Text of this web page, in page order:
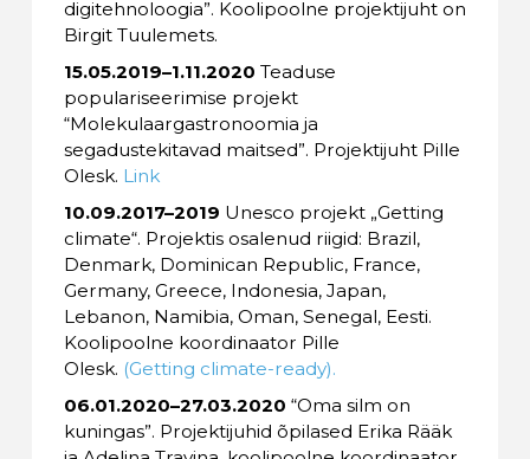
digitehnoloogia”. Koolipoolne projektijuht on
Birgit Tuulemets.
15.05.2019–1.11.2020 Teaduse
populariseerimise projekt
“Molekulaargastronoomia ja
segadustekitavad maitsed”. Projektijuht Pille
Olesk. Link
10.09.2017–2019 Unesco projekt „Getting
climate“. Projektis osalenud riigid: Brazil,
Denmark, Dominican Republic, France,
Germany, Greece, Indonesia, Japan,
Lebanon, Namibia, Oman, Senegal, Eesti.
Koolipoolne koordinaator Pille
Olesk. (Getting climate-ready).
06.01.2020–27.03.2020 “Oma silm on
kuningas”. Projektijuhid õpilased Erika Rääk